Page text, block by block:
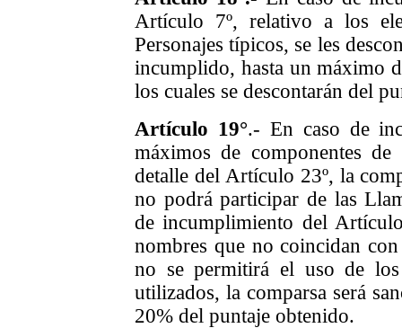
Artículo 7º, relativo a los
Personajes típicos, se les
incumplido, hasta un máximo
los cuales se descontarán del
Artículo 19°.- En caso de
máximos de componentes
detalle del Artículo 23º, la
no podrá participar de las
de incumplimiento del
nombres que no coincidan
no se permitirá el uso de
utilizados, la comparsa será
20% del puntaje obtenido.